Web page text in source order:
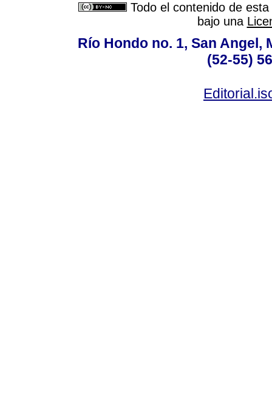
Todo el contenido de
bajo una
Río Hondo no. 1, San Angel,
(52-55)